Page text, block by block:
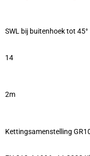
SWL bij buitenhoek tot 45°
14
2m
Kettingsamenstelling